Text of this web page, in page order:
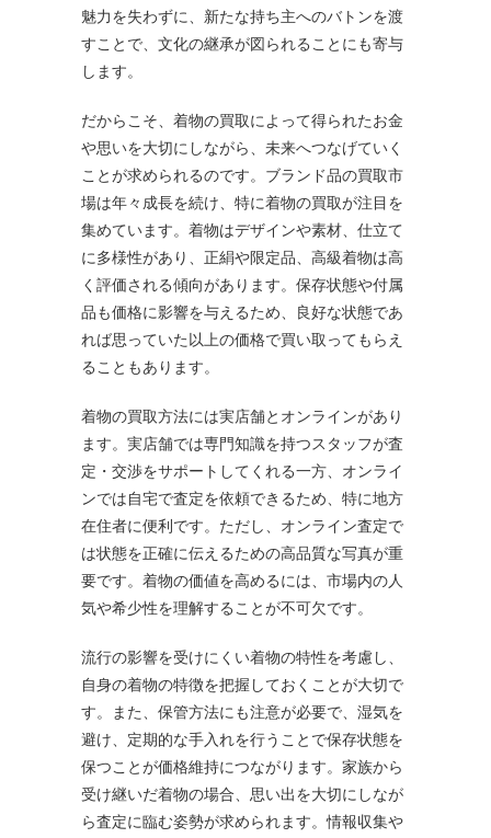
魅力を失わずに、新たな持ち主へのバトンを渡
すことで、文化の継承が図られることにも寄与
します。
だからこそ、着物の買取によって得られたお金
や思いを大切にしながら、未来へつなげていく
ことが求められるのです。ブランド品の買取市
場は年々成長を続け、特に着物の買取が注目を
集めています。着物はデザインや素材、仕立て
に多様性があり、正絹や限定品、高級着物は高
く評価される傾向があります。保存状態や付属
品も価格に影響を与えるため、良好な状態であ
れば思っていた以上の価格で買い取ってもらえ
ることもあります。
着物の買取方法には実店舗とオンラインがあり
ます。実店舗では専門知識を持つスタッフが査
定・交渉をサポートしてくれる一方、オンライ
ンでは自宅で査定を依頼できるため、特に地方
在住者に便利です。ただし、オンライン査定で
は状態を正確に伝えるための高品質な写真が重
要です。着物の価値を高めるには、市場内の人
気や希少性を理解することが不可欠です。
流行の影響を受けにくい着物の特性を考慮し、
自身の着物の特徴を把握しておくことが大切で
す。また、保管方法にも注意が必要で、湿気を
避け、定期的な手入れを行うことで保存状態を
保つことが価格維持につながります。家族から
受け継いだ着物の場合、思い出を大切にしなが
ら査定に臨む姿勢が求められます。情報収集や